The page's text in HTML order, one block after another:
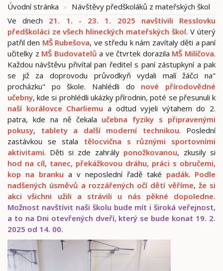
Úvodní stránka
Návštěvy předškoláků z mateřských škol
Ve dnech 21. 1. - 23. 1. 2025 navštívili Resslovku
předškoláci ze všech hlineckých mateřských škol.V úterý
patřil den MŠ Rubešova, ve středu k nám zavítaly děti a paní
učitelky z MŠ Budovatelů a ve čtvrtek dorazila MŠ Milíčova.
Každou návštěvu přivítal pan ředitel s paní zástupkyní a pak
se již za doprovodu průvodkyň vydali malí žáčci na"
procházku" po škole. Nahlédli do nové přírodovědné
učebny, kde si prohlédli ukázky přírodnin, poté se přesunuli k
naší korálovce Charliemu a odtud vyjeli výtahem do 2.
patra, kde na ně čekala učebna fyziky s připravenými
pokusy, tablety a další moderní technikou. Poslední
zastávkou se stala tělocvična s různými sportovními
aktivitami. Děti si zde zahrály ponožkovanou, zkusily si
hod na cíl, tanec, překážkovou dráhu, práci s obručemi,
kop na branku a v neposlední řadě také padák. Podle
nadšených úsměvů a rozzářených očí dětí věříme, že si
akci všichni užili a strávili u nás pěkné dopoledne.
Možnost navštívit naši školu bude mít i široká veřejnost,
a to na Dni otevřených dveří, který se bude konat 19. 2.
2025 od 14. 00.